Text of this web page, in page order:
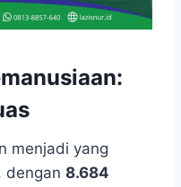
menjadi yang
dengan 8.684